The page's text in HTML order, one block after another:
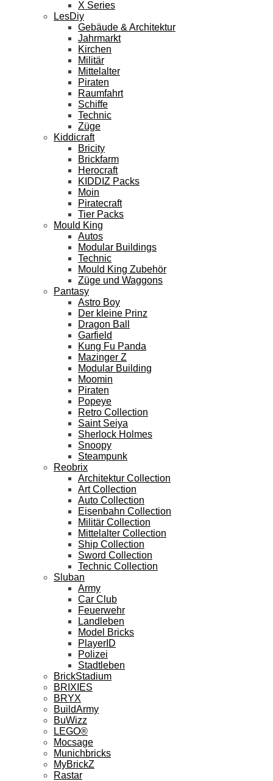
X Series
LesDiy
Gebäude & Architektur
Jahrmarkt
Kirchen
Militär
Mittelalter
Piraten
Raumfahrt
Schiffe
Technic
Züge
Kiddicraft
Bricity
Brickfarm
Herocraft
KIDDIZ Packs
Moin
Piratecraft
Tier Packs
Mould King
Autos
Modular Buildings
Technic
Mould King Zubehör
Züge und Waggons
Pantasy
Astro Boy
Der kleine Prinz
Dragon Ball
Garfield
Kung Fu Panda
Mazinger Z
Modular Building
Moomin
Piraten
Popeye
Retro Collection
Saint Seiya
Sherlock Holmes
Snoopy
Steampunk
Reobrix
Architektur Collection
Art Collection
Auto Collection
Eisenbahn Collection
Militär Collection
Mittelalter Collection
Ship Collection
Sword Collection
Technic Collection
Sluban
Army
Car Club
Feuerwehr
Landleben
Model Bricks
PlayerID
Polizei
Stadtleben
BrickStadium
BRIXIES
BRYX
BuildArmy
BuWizz
LEGO®
Mocsage
Munichbricks
MyBrickZ
Rastar